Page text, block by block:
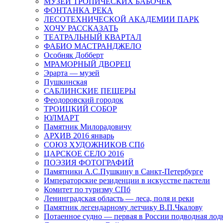
ФОНТАНКА РЕКА
ЛЕСОТЕХНИЧЕСКОЙ АКАДЕМИИ ПАРК
ХОЧУ РАССКАЗАТЬ
ТЕАТРАЛЬНЫЙ КВАРТАЛ
ФАБИО МАСТРАНДЖЕЛО
Особняк Добберт
МРАМОРНЫЙ ДВОРЕЦ
Эрарта — музей
Пушкинская
САБЛИНСКИЕ ПЕЩЕРЫ
Феодоровский городок
ТРОИЦКИЙ СОБОР
ЮЛМАРТ
Памятник Милорадовичу
АРХИВ 2016 январь
СОЮЗ ХУДОЖНИКОВ СПб
ЦАРСКОЕ СЕЛО 2016
ПОЭЗИЯ ФОТОГРАФИЙ
Памятники А.С.Пушкину в Санкт-Петербурге
Императорские резиденции в искусстве пастели
Комитет по туризму СПб
Ленинградская область — леса, поля и реки
Памятник легендарному летчику В.П.Чкалову
Потаенное судно — первая в России подводная